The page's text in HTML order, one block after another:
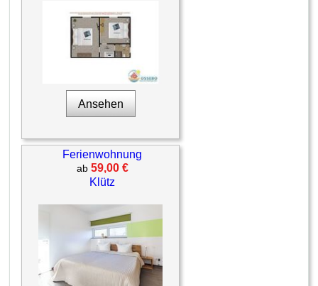
Ansehen
Ferienwohnung
ab 59,00 €
Klütz